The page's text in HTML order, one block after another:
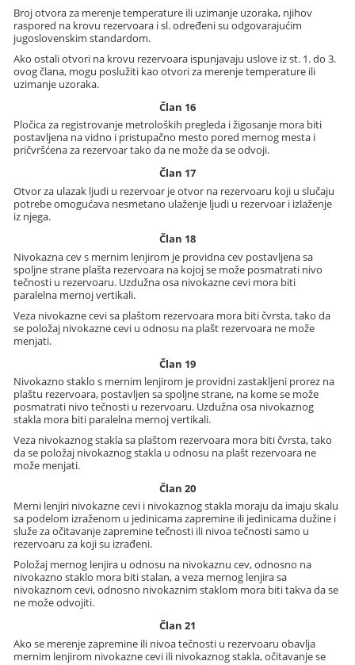
Broj otvora za merenje temperature ili uzimanje uzoraka, njihov
raspored na krovu rezervoara i sl. određeni su odgovarajućim
jugoslovenskim standardom.
Ako ostali otvori na krovu rezervoara ispunjavaju uslove iz st. 1. do 3.
ovog člana, mogu poslužiti kao otvori za merenje temperature ili
uzimanje uzoraka.
Član 16
Pločica za registrovanje metroloških pregleda i žigosanje mora biti
postavljena na vidno i pristupačno mesto pored mernog mesta i
pričvršćena za rezervoar tako da ne može da se odvoji.
Član 17
Otvor za ulazak ljudi u rezervoar je otvor na rezervoaru koji u slučaju
potrebe omogućava nesmetano ulaženje ljudi u rezervoar i izlaženje
iz njega.
Član 18
Nivokazna cev s mernim lenjirom je providna cev postavljena sa
spoljne strane plašta rezervoara na kojoj se može posmatrati nivo
tečnosti u rezervoaru. Uzdužna osa nivokazne cevi mora biti
paralelna mernoj vertikali.
Veza nivokazne cevi sa plaštom rezervoara mora biti čvrsta, tako da
se položaj nivokazne cevi u odnosu na plašt rezervoara ne može
menjati.
Član 19
Nivokazno staklo s mernim lenjirom je providni zastakljeni prorez na
plaštu rezervoara, postavljen sa spoljne strane, na kome se može
posmatrati nivo tečnosti u rezervoaru. Uzdužna osa nivokaznog
stakla mora biti paralelna mernoj vertikali.
Veza nivokaznog stakla sa plaštom rezervoara mora biti čvrsta, tako
da se položaj nivokaznog stakla u odnosu na plašt rezervoara ne
može menjati.
Član 20
Merni lenjiri nivokazne cevi i nivokaznog stakla moraju da imaju skalu
sa podelom izraženom u jedinicama zapremine ili jedinicama dužine i
služe za očitavanje zapremine tečnosti ili nivoa tečnosti samo u
rezervoaru za koji su izrađeni.
Položaj mernog lenjira u odnosu na nivokaznu cev, odnosno na
nivokazno staklo mora biti stalan, a veza mernog lenjira sa
nivokaznom cevi, odnosno nivokaznim staklom mora biti takva da se
ne može odvojiti.
Član 21
Ako se merenje zapremine ili nivoa tečnosti u rezervoaru obavlja
mernim lenjirom nivokazne cevi ili nivokaznog stakla, očitavanje se